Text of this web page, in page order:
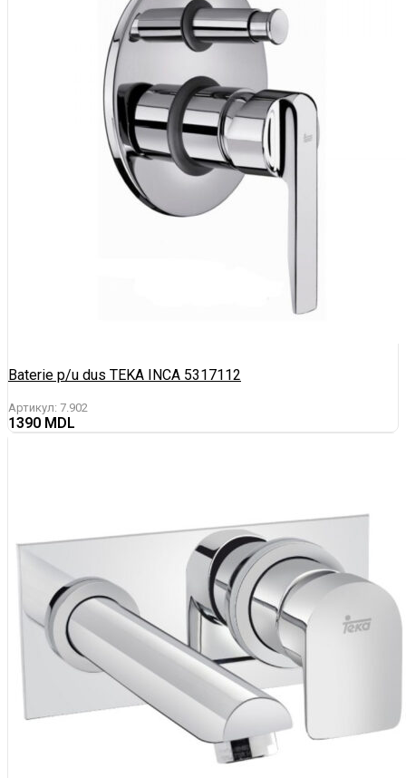
Baterie p/u dus TEKA INCA 5317112
Артикул: 7.902
1390